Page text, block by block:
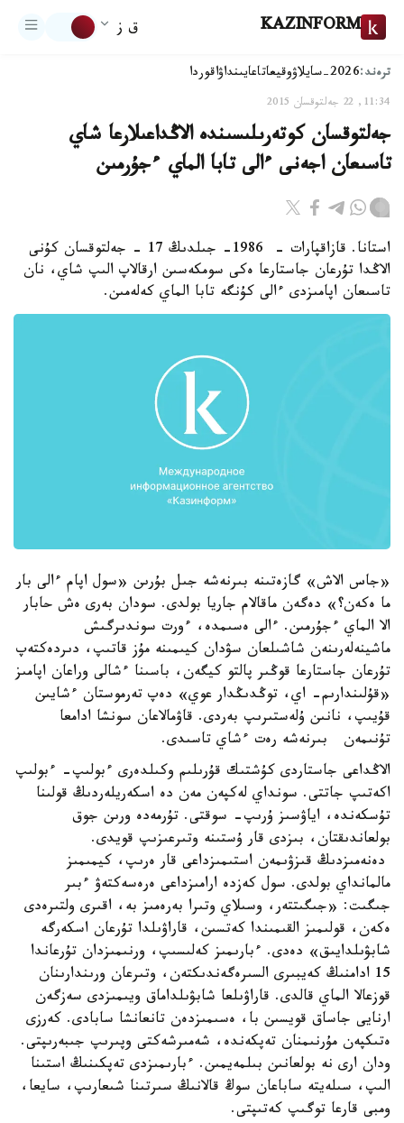
KAZINFORM ق ز
ترەند:2026-سايلاۋ وقيعاتاعايىنداۋاقوردا
11:34, 22 جەلتوقسان 2015
جەلتوقسان كوتەرىلىسىندە الاڭداعىلارعا شاي
تاسىعان اجەنى ءالى تابا الماي ءجۇرمىن
استانا. قازاقپارات - 1986- جىلدىڭ 17 - جەلتوقسان كۇنى
الاڭدا تۇرعان جاستارعا ەكى سومكەسىن ارقالاپ الىپ شاي، نان
تاسىعان اپامىزدى ءالى كۇنگە تابا الماي كەلەمىن.
«جاس الاش» گازەتىنە بىرنەشە جىل بۇرىن «سول اپام ءالى بار
ما ەكەن؟» دەگەن ماقالام جاريا بولدى. سودان بەرى ەش حابار
الا الماي ءجۇرمىن. ءالى ەسىمدە، ءورت سوندىرگىش
ماشينەلەرىنەن شاشىلعان سۋدان كيىمىنە مۇز قاتىپ، دىردەكتەپ
تۇرعان جاستارعا قوڭىر پالتو كيگەن، باسىنا ءشالى وراعان اپامىز
«قۇلىندارىم- اي، توڭدىڭدار عوي» دەپ تەرموستان ءشايىن
قۇيىپ، نانىن ۇلەستىرىپ بەردى. قاۋمالاعان سونشا ادامعا
تۇنىمەن بىرنەشە رەت ءشاي تاسىدى.
الاڭداعى جاستاردى كۇشتىك قۇرىلىم وكىلدەرى ءبولىپ- ءبولىپ
اكەتىپ جاتتى. سونداي لەكپەن مەن دە اسكەريلەردىڭ قولىنا
تۇسكەندە، اياۋسىز ۇرىپ- سوقتى. تۇرمەدە ورىن جوق
بولعاندىقتان، بىزدى قار ۇستىنە وتىرعىزىپ قويدى.
دەنەمىزدىڭ قىزۋىمەن استىمىزداعى قار ەرىپ، كيمىمىز
مالمانداي بولدى. سول كەزدە ارامىزداعى ەرەسەكتەۋ ءبىر
جىگىت: «جىگىتتەر، وسىلاي وتىرا بەرەمىز بە، اقىرى ولتىرەدى
ەكەن، قولىمىز القىمىندا كەتسىن، قاراۋىلدا تۇرعان اسكەرگە
شابۋىلدايىق» دەدى. ءبارىمىز كەلىسىپ، ورنىمىزدان تۇرعاندا
15 ادامنىڭ كەيبىرى السىرەگەندىكتەن، وتىرعان ورىندارىنان
قوزعالا الماي قالدى. قاراۋىلعا شابۋىلداماق ويىمىزدى سەزگەن
ارنايى جاساق قويسىن با، ەسىمىزدەن تانعانشا سابادى. كەرزى
ەتىكپەن مۇرنىمنان تەپكەندە، شەمىرشەكتى وپىرىپ جىبەرىپتى.
ودان ارى نە بولعانىن بىلمەيمىن. ءبارىمىزدى تەپكىنىڭ استىنا
الىپ، سىلەيتە ساباعان سوڭ قالانىڭ سىرتىنا شىعارىپ، سايعا،
ومبى قارعا توگىپ كەتىپتى.